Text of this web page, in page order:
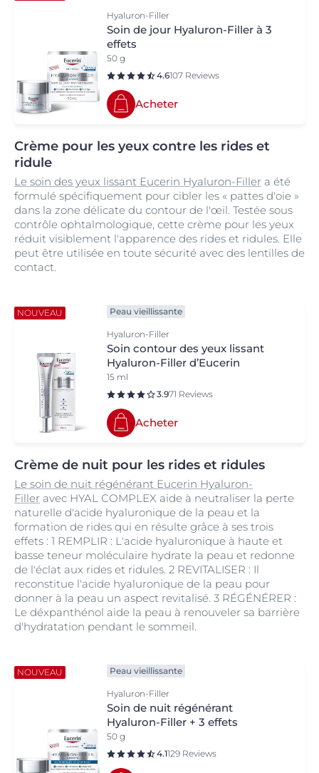
Hyaluron-Filler
Soin de jour Hyaluron-Filler à 3
effets
50 g
4.6107 Reviews
Acheter
Crème pour les yeux contre les rides et
ridule
Le soin des yeux lissant Eucerin Hyaluron-Filler a été
formulé spécifiquement pour cibler les « pattes d'oie »
dans la zone délicate du contour de l'œil. Testée sous
contrôle ophtalmologique, cette crème pour les yeux
réduit visiblement l'apparence des rides et ridules. Elle
peut être utilisée en toute sécurité avec des lentilles de
contact.
NOUVEAU Peau vieillissante
Hyaluron-Filler
Soin contour des yeux lissant
Hyaluron-Filler d’Eucerin
15 ml
3.971 Reviews
Acheter
Crème de nuit pour les rides et ridules
Le soin de nuit régénérant Eucerin Hyaluron-
Filler avec HYAL COMPLEX aide à neutraliser la perte
naturelle d'acide hyaluronique de la peau et la
formation de rides qui en résulte grâce à ses trois
effets : 1 REMPLIR : L'acide hyaluronique à haute et
basse teneur moléculaire hydrate la peau et redonne
de l'éclat aux rides et ridules. 2 REVITALISER : Il
reconstitue l'acide hyaluronique de la peau pour
donner à la peau un aspect revitalisé. 3 RÉGÉNÉRER :
Le déxpanthénol aide la peau à renouveler sa barrière
d'hydratation pendant le sommeil.
NOUVEAU Peau vieillissante
Hyaluron-Filler
Soin de nuit régénérant
Hyaluron-Filler + 3 effets
50 g
4.1129 Reviews